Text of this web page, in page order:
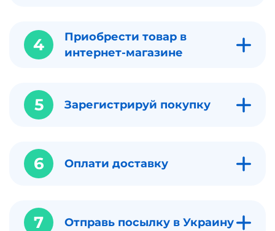
4
Приобрести товар в
интернет-магазине
5 Зарегистрируй покупку
6 Оплати доставку
7 Отправь посылку в Украину